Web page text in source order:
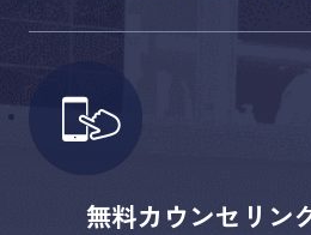
無料カウンセリン